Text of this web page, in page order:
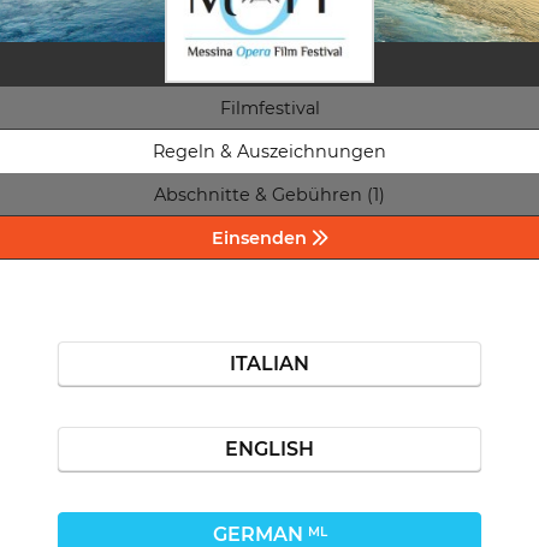
Filmfestival
Regeln & Auszeichnungen
Abschnitte & Gebühren (1)
Einsenden
ITALIAN
ENGLISH
GERMAN ML